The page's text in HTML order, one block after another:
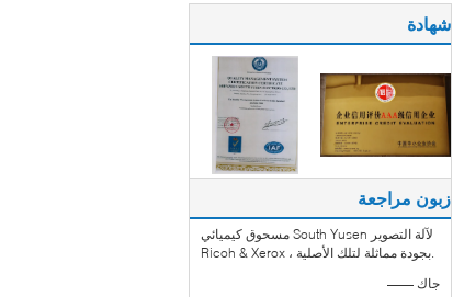
شهادة
زبون مراجعة
مسحوق كيميائي South Yusen لآلة التصوير
Ricoh & Xerox ، بجودة مماثلة لتلك الأصلية.
—— جاك